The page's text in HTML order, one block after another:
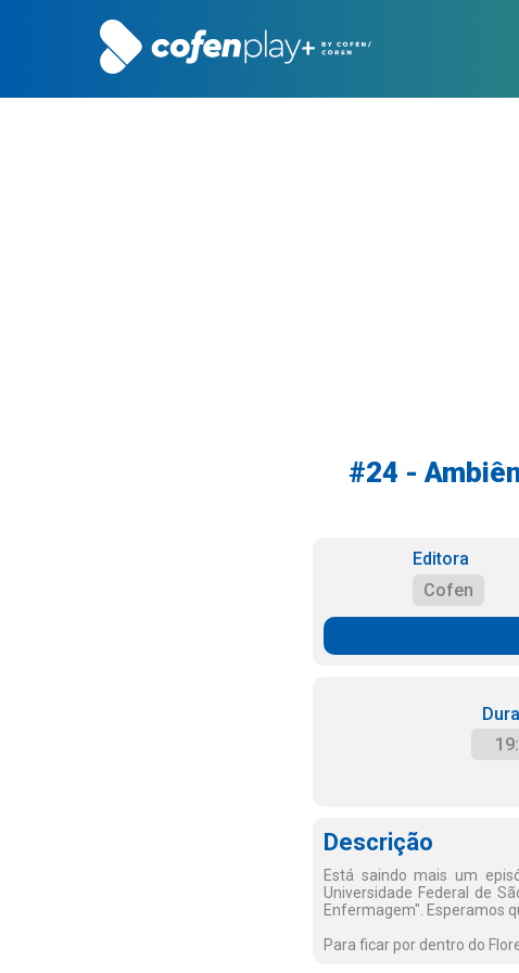
#24 -
Editora
Cofen
Descrição
Está saindo mais um
Universidade Federal de
Enfermagem". Esperamos
Para ficar por dentro do